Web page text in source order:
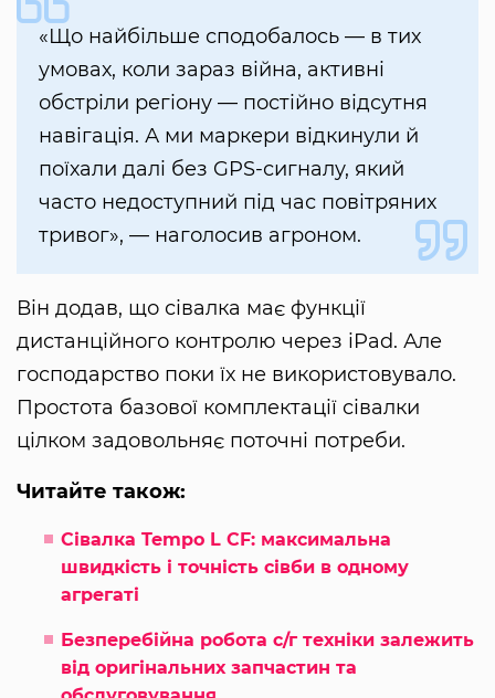
«Що найбільше сподобалось — в тих
умовах, коли зараз війна, активні
обстріли регіону — постійно відсутня
навігація. А ми маркери відкинули й
поїхали далі без GPS-сигналу, який
часто недоступний під час повітряних
тривог», — наголосив агроном.
Він додав, що сівалка має функції
дистанційного контролю через iPad. Але
господарство поки їх не використовувало.
Простота базової комплектації сівалки
цілком задовольняє поточні потреби.
Читайте також:
Сівалка Tempo L CF: максимальна
швидкість і точність сівби в одному
агрегаті
Безперебійна робота с/г техніки залежить
від оригінальних запчастин та